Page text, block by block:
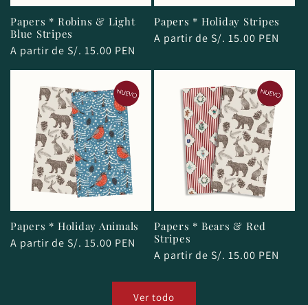
Papers * Robins & Light
Blue Stripes
Precio
A partir de S/. 15.00 PEN
Papers * Holiday Stripes
Precio
A partir de S/. 15.00 PEN
Papers * Holiday Animals
Precio
A partir de S/. 15.00 PEN
Papers * Bears & Red
Stripes
Precio
A partir de S/. 15.00 PEN
Ver todo